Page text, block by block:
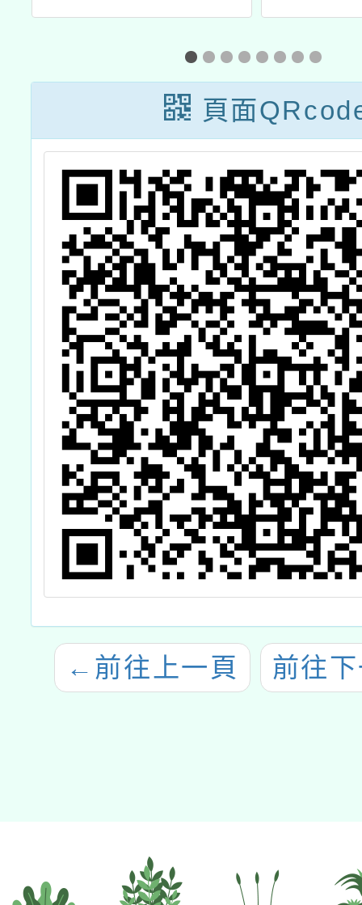
點學校計畫(生活
與應用科技(一)
機電與資訊類)教
師增能研習
頁面
← 前往上一頁 前往